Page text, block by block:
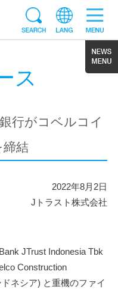
ス
行がコベルコイ
結
2022年8月2日
Jトラスト株式会社
JTrust Indonesia Tbk
Construction
ネシア) と重機のファイ